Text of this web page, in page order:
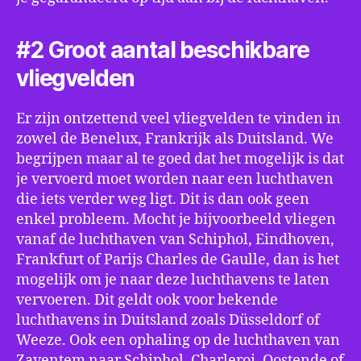
#2 Groot aantal beschikbare
vliegvelden
Er zijn ontzettend veel vliegvelden te vinden in
zowel de Benelux, Frankrijk als Duitsland. We
begrijpen maar al te goed dat het mogelijk is dat
je vervoerd moet worden naar een luchthaven
die iets verder weg ligt. Dit is dan ook geen
enkel probleem. Mocht je bijvoorbeeld vliegen
vanaf de luchthaven van Schiphol, Eindhoven,
Frankfurt of Parijs Charles de Gaulle, dan is het
mogelijk om je naar deze luchthavens te laten
vervoeren. Dit geldt ook voor bekende
luchthavens in Duitsland zoals Düsseldorf of
Weeze. Ook een ophaling op de luchthaven van